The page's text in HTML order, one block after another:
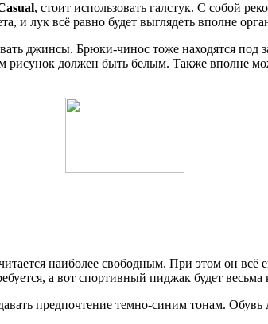
, стоит использовать галстук. С собой
и лук всё равно будет выглядеть вполне
джинсы. Брюки-чинос тоже находятся
рисунок должен быть белым. Также вполне
наиболее свободным. При этом он всё
а вот спортивный пиджак будет весьма
предпочтение темно-синим тонам. Обувь